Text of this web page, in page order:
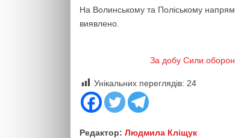
На Волинському та Поліському
виявлено.
За добу Сили
Унікальних переглядів: 24
Редактор: Людмила Кліщук